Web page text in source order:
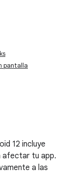
pantalla
12 incluye
afectar tu app.
a las